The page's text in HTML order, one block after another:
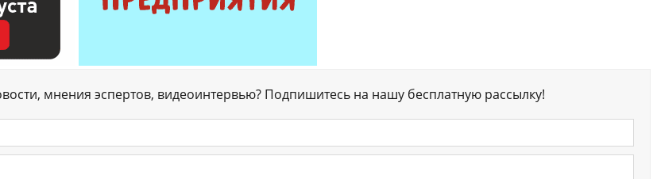
мнения эспертов, видеоинтервью? Подпишитесь на нашу бесплатную рассылку!